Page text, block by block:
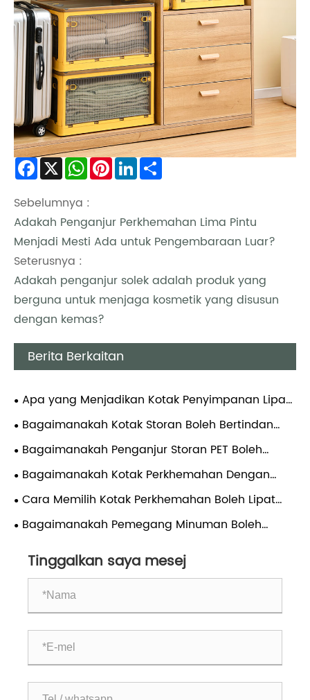
Facebook
X WhatsApp
PinterestLinkedIn
Sebelumnya :
Adakah Penganjur Perkhemahan Lima Pintu
Menjadi Mesti Ada untuk Pengembaraan Luar?
Seterusnya :
Adakah penganjur solek adalah produk yang
berguna untuk menjaga kosmetik yang disusun
dengan kemas?
Berita Berkaitan
Apa yang Menjadikan Kotak Penyimpanan Lipat
Boleh Dipercayai? Panduan Saintifik Penuh untuk
Bahan, Struktur dan Penggunaan Yang Betul
Bagaimanakah Kotak Storan Boleh Bertindan
Boleh Merevolusikan Organisasi Anda?
Bagaimanakah Penganjur Storan PET Boleh
Mengubah Rumah Anda?
Bagaimanakah Kotak Perkhemahan Dengan
Berbilang Pintu Dapat Meningkatkan Pengalaman
Cara Memilih Kotak Perkhemahan Boleh Lipat
yang Tepat untuk Keperluan Luaran Anda
Bagaimanakah Pemegang Minuman Boleh
Tinggalkan saya mesej